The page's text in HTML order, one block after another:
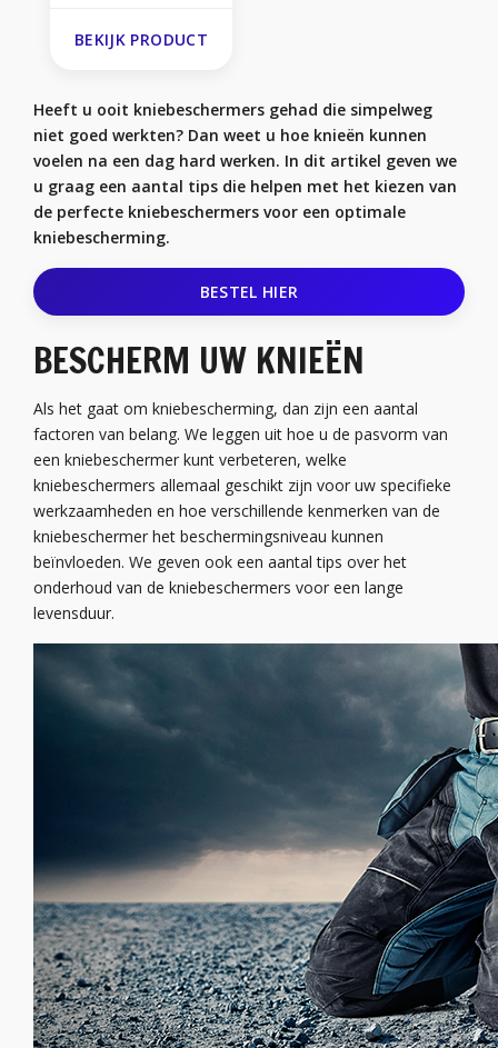
BEKIJK PRODUCT
Heeft u ooit kniebeschermers gehad die simpelweg
niet goed werkten? Dan weet u hoe knieën kunnen
voelen na een dag hard werken. In dit artikel geven we
u graag een aantal tips die helpen met het kiezen van
de perfecte kniebeschermers voor een optimale
kniebescherming.
BESTEL HIER
BESCHERM UW KNIEËN
Als het gaat om kniebescherming, dan zijn een aantal
factoren van belang. We leggen uit hoe u de pasvorm van
een kniebeschermer kunt verbeteren, welke
kniebeschermers allemaal geschikt zijn voor uw specifieke
werkzaamheden en hoe verschillende kenmerken van de
kniebeschermer het beschermingsniveau kunnen
beïnvloeden. We geven ook een aantal tips over het
onderhoud van de kniebeschermers voor een lange
levensduur.